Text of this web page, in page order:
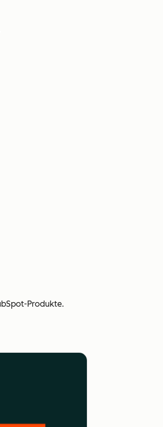
Produkte.